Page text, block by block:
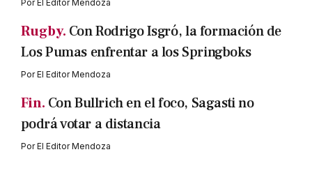
PorEl Editor Mendoza
Rugby. Con Rodrigo Isgró, la formación de
Los Pumas enfrentar a los Springboks
PorEl Editor Mendoza
Fin. Con Bullrich en el foco, Sagasti no
podrá votar a distancia
PorEl Editor Mendoza